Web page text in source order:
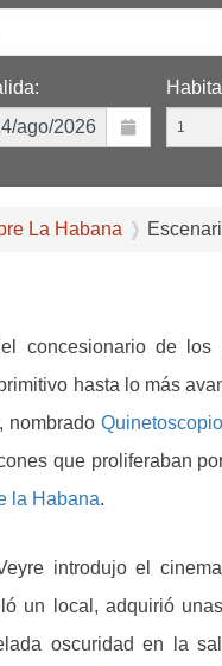
La Habana
concesionario de los
hasta lo más
nombradoQuinetoscopio
que proliferaban
la Habana.
introdujo el
un local, adquirió
oscuridad en la